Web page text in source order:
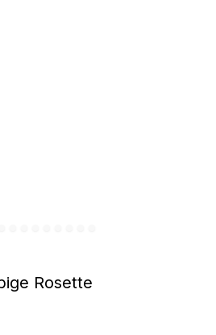
Rosette
verwendet, um Benutzer über
Das Ziel ist es, Anzeigen
Benutzer relevant und